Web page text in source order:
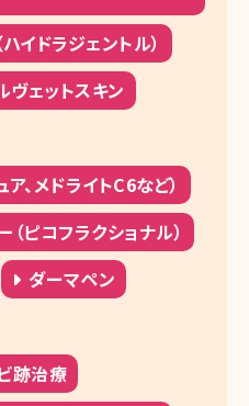
イドラジェントル）
ヴェットスキン
、メドライトC6など）
ピコフラクショナル）
ダーマペン
跡治療